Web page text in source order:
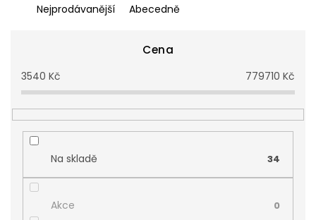
p
r
o
d
u
k
ů
Nejprodávanější
Abecedně
Cena
3540 Kč 779710 Kč
Na skladě 34
Akce 0